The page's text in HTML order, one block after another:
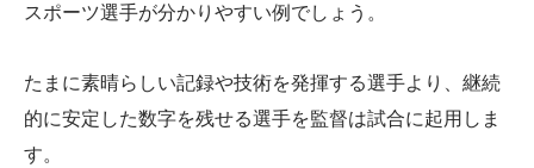
スポーツ選手が分かりやすい例でしょう。
たまに素晴らしい記録や技術を発揮する選手より、継続
的に安定した数字を残せる選手を監督は試合に起用しま
す。